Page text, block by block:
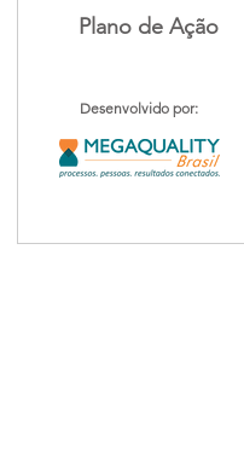
Plano de Ação
Desenvolvido por: